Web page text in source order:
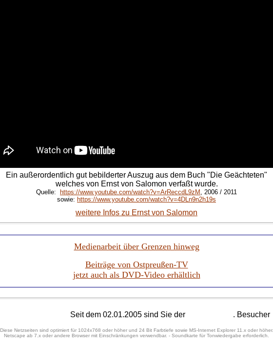
Ein außerordentlich gut bebilderter Auszug aus dem Buch "Die Geächteten"
welches von Ernst von Salomon verfaßt wurde.
Quelle: https://www.youtube.com/watch?v=ArReccdL9zM , 2006 / 2011
sowie: https://www.youtube.com/watch?v=4DLn9n2h19s
weitere Infos zu Ernst von Salomon
Medienarbeit über Grenzen hinweg
Beiträge von Ostpreußen-TV
jetzt auch als DVD-Video erhältlich
Seit dem 02.01.2005 sind Sie der . Besucher
Diese Netzseiten sind optimiert für 1024x768 oder höher und 24 Bit Farbtiefe sowie MS-Internet Explorer 11.x oder höher.
Netscape ab 7.x oder andere Browser mit Einschränkungen verwendbar. - Soundkarte für Tonwiedergabe erforderlich.